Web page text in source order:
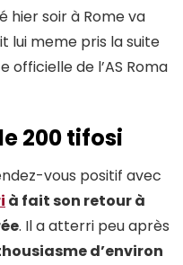
hier soir à Rome va
lui meme pris la suite
officielle de l’AS Roma
200 tifosi
vous positif avec
à fait son retour à
. Il a atterri peu après
d’environ